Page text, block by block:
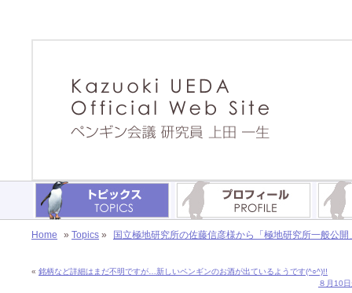
Home » Topics » 国立極地研究所の佐藤信彦様から「極地研究所一般公
« 銘柄など詳細はまだ不明ですが…新しいペンギンのお酒が出ているようです(^○^)!!
８月10